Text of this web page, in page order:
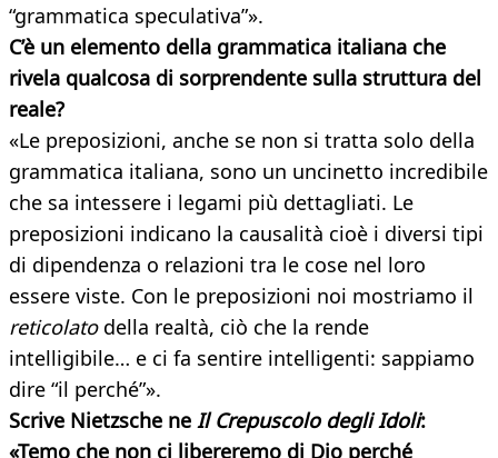
“grammatica speculativa”».
C’è un elemento della grammatica italiana che
rivela qualcosa di sorprendente sulla struttura del
reale?
«Le preposizioni, anche se non si tratta solo della
grammatica italiana, sono un uncinetto incredibile
che sa intessere i legami più dettagliati. Le
preposizioni indicano la causalità cioè i diversi tipi
di dipendenza o relazioni tra le cose nel loro
essere viste. Con le preposizioni noi mostriamo il
reticolatodella realtà, ciò che la rende
intelligibile… e ci fa sentire intelligenti: sappiamo
dire “il perché”».
Scrive Nietzsche ne Il Crepuscolo degli Idoli:
«Temo che non ci libereremo di Dio perché